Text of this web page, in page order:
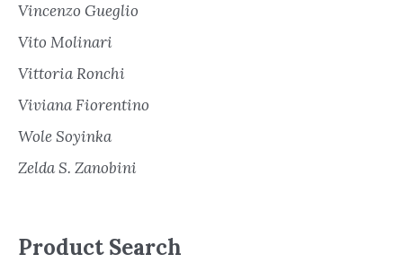
Vincenzo Gueglio
Vito Molinari
Vittoria Ronchi
Viviana Fiorentino
Wole Soyinka
Zelda S. Zanobini
Product Search